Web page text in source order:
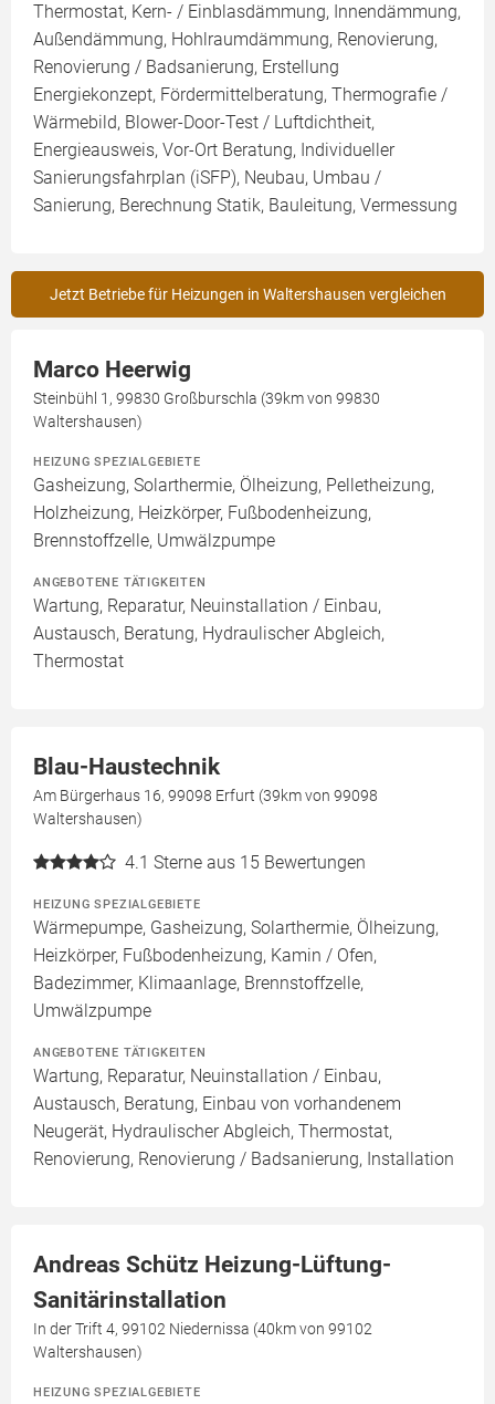
Thermostat, Kern- / Einblasdämmung, Innendämmung,
Außendämmung, Hohlraumdämmung, Renovierung,
Renovierung / Badsanierung, Erstellung
Energiekonzept, Fördermittelberatung, Thermografie /
Wärmebild, Blower-Door-Test / Luftdichtheit,
Energieausweis, Vor-Ort Beratung, Individueller
Sanierungsfahrplan (iSFP), Neubau, Umbau /
Sanierung, Berechnung Statik, Bauleitung, Vermessung
Jetzt Betriebe für Heizungen in Waltershausen vergleichen
Marco Heerwig
Steinbühl 1, 99830 Großburschla (39km von 99830
Waltershausen)
HEIZUNG SPEZIALGEBIETE
Gasheizung, Solarthermie, Ölheizung, Pelletheizung,
Holzheizung, Heizkörper, Fußbodenheizung,
Brennstoffzelle, Umwälzpumpe
ANGEBOTENE TÄTIGKEITEN
Wartung, Reparatur, Neuinstallation / Einbau,
Austausch, Beratung, Hydraulischer Abgleich,
Thermostat
Blau-Haustechnik
Am Bürgerhaus 16, 99098 Erfurt (39km von 99098
Waltershausen)
4.1 Sterne aus 15 Bewertungen
HEIZUNG SPEZIALGEBIETE
Wärmepumpe, Gasheizung, Solarthermie, Ölheizung,
Heizkörper, Fußbodenheizung, Kamin / Ofen,
Badezimmer, Klimaanlage, Brennstoffzelle,
Umwälzpumpe
ANGEBOTENE TÄTIGKEITEN
Wartung, Reparatur, Neuinstallation / Einbau,
Austausch, Beratung, Einbau von vorhandenem
Neugerät, Hydraulischer Abgleich, Thermostat,
Renovierung, Renovierung / Badsanierung, Installation
Andreas Schütz Heizung-Lüftung-
Sanitärinstallation
In der Trift 4, 99102 Niedernissa (40km von 99102
Waltershausen)
HEIZUNG SPEZIALGEBIETE